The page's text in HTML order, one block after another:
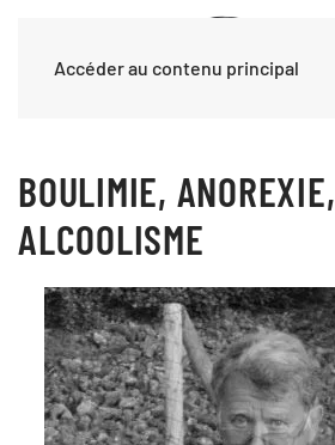
Accéder au contenu principal
BOULIMIE, ANOREXIE,
ALCOOLISME